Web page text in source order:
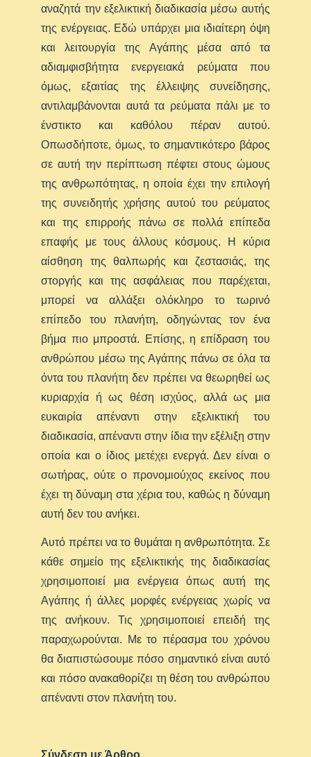
αναζητά την εξελικτική διαδικασία μέσω αυτής
της ενέργειας. Εδώ υπάρχει μια ιδιαίτερη όψη
και λειτουργία της Αγάπης μέσα από τα
αδιαμφισβήτητα ενεργειακά ρεύματα που
όμως, εξαιτίας της έλλειψης συνείδησης,
αντιλαμβάνονται αυτά τα ρεύματα πάλι με το
ένστικτο και καθόλου πέραν αυτού.
Οπωσδήποτε, όμως, το σημαντικότερο βάρος
σε αυτή την περίπτωση πέφτει στους ώμους
της ανθρωπότητας, η οποία έχει την επιλογή
της συνειδητής χρήσης αυτού του ρεύματος
και της επιρροής πάνω σε πολλά επίπεδα
επαφής με τους άλλους κόσμους. Η κύρια
αίσθηση της θαλπωρής και ζεστασιάς, της
στοργής και της ασφάλειας που παρέχεται,
μπορεί να αλλάξει ολόκληρο το τωρινό
επίπεδο του πλανήτη, οδηγώντας τον ένα
βήμα πιο μπροστά. Επίσης, η επίδραση του
ανθρώπου μέσω της Αγάπης πάνω σε όλα τα
όντα του πλανήτη δεν πρέπει να θεωρηθεί ως
κυριαρχία ή ως θέση ισχύος, αλλά ως μια
ευκαιρία απέναντι στην εξελικτική του
διαδικασία, απέναντι στην ίδια την εξέλιξη στην
οποία και ο ίδιος μετέχει ενεργά. Δεν είναι ο
σωτήρας, ούτε ο προνομιούχος εκείνος που
έχει τη δύναμη στα χέρια του, καθώς η δύναμη
αυτή δεν του ανήκει.
Αυτό πρέπει να το θυμάται η ανθρωπότητα. Σε
κάθε σημείο της εξελικτικής της διαδικασίας
χρησιμοποιεί μια ενέργεια όπως αυτή της
Αγάπης ή άλλες μορφές ενέργειας χωρίς να
της ανήκουν. Τις χρησιμοποιεί επειδή της
παραχωρούνται. Με το πέρασμα του χρόνου
θα διαπιστώσουμε πόσο σημαντικό είναι αυτό
και πόσο ανακαθορίζει τη θέση του ανθρώπου
απέναντι στον πλανήτη του.
Σύνδεση με Άρθρο